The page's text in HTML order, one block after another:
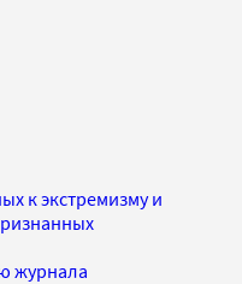
к экстремизму и
журнала